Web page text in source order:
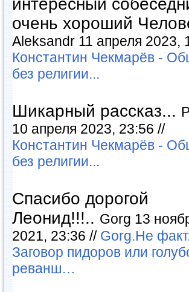
интересный
очень хороший
Aleksandr 11 апреля 2023,
Константин Чекмарёв -
без религии...
Шикарный рассказ...
10 апреля 2023, 23:56 //
Константин Чекмарёв -
без религии...
Спасибо дорогой
Леонид!!!.. Gorg 13
2021, 23:36 // Gorg.Не
Заговор пидоров или
реванш…